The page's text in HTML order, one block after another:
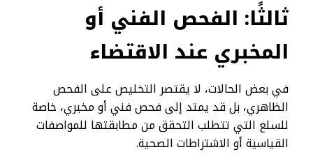
ثالثًا: الفحص الفني أو
المخبري عند الاقتضاء
في بعض الحالات، لا يقتصر التخليص على الفحص
الظاهري، بل قد يمتد إلى فحص فني أو مخبري، خاصة
للسلع التي تتطلب التحقق من مطابقتها للمواصفات
القياسية أو الاشتراطات الصحية.